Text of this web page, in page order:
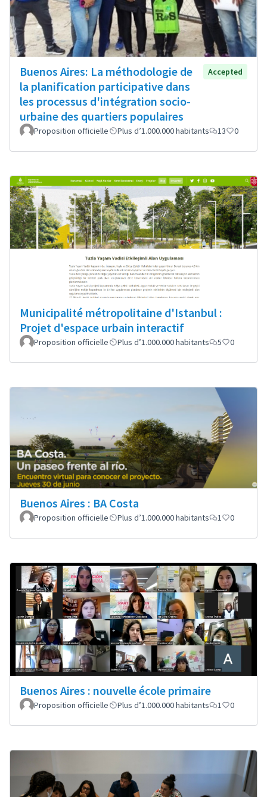
Buenos Aires: La méthodologie de
la planification participative dans
les processus d'intégration socio-
urbaine des quartiers populaires
Accepted
Proposition officielle Plus d’1.000.000 habitants 13 0
Municipalité métropolitaine d'Istanbul :
Projet d'espace urbain interactif
Proposition officielle Plus d’1.000.000 habitants 5 0
Buenos Aires : BA Costa
Proposition officielle Plus d’1.000.000 habitants 1 0
Buenos Aires : nouvelle école primaire
Proposition officielle Plus d’1.000.000 habitants 1 0